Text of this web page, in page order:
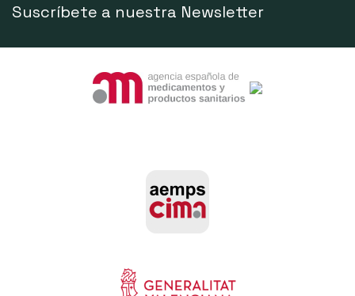
Suscríbete a nuestra Newsletter